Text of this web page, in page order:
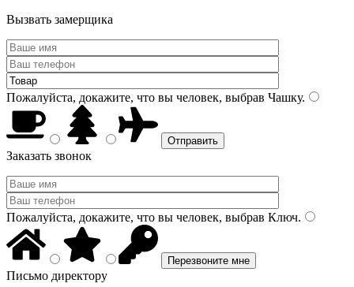
Вызвать замерщика
Пожалуйста, докажите, что вы человек, выбрав Чашку.
Заказать звонок
Пожалуйста, докажите, что вы человек, выбрав Ключ.
Письмо директору